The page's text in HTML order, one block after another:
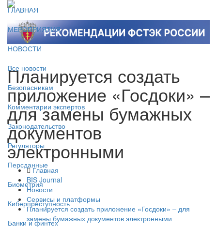
ГЛАВНАЯ
МЕРОПРИЯТИЯ
НОВОСТИ
Все новости
Безопасникам
Комментарии экспертов
Законодательство
Регуляторы
Персданные
Биометрия
Киберпреступность
Банки и финтех
Планируется создать
приложение «Госдоки» –
для замены бумажных
документов
электронными
Главная
BIS Journal
Новости
Сервисы и платформы
Планируется создать приложение «Госдоки» – для
замены бумажных документов электронными